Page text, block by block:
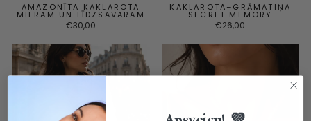
AMAZONĪTA KAKLAROTA
MIERAM UN LĪDZSAVARAM
€30,00
KAKLAROTA–GRĀMATIŅA
SECRET MEMORY
€26,00